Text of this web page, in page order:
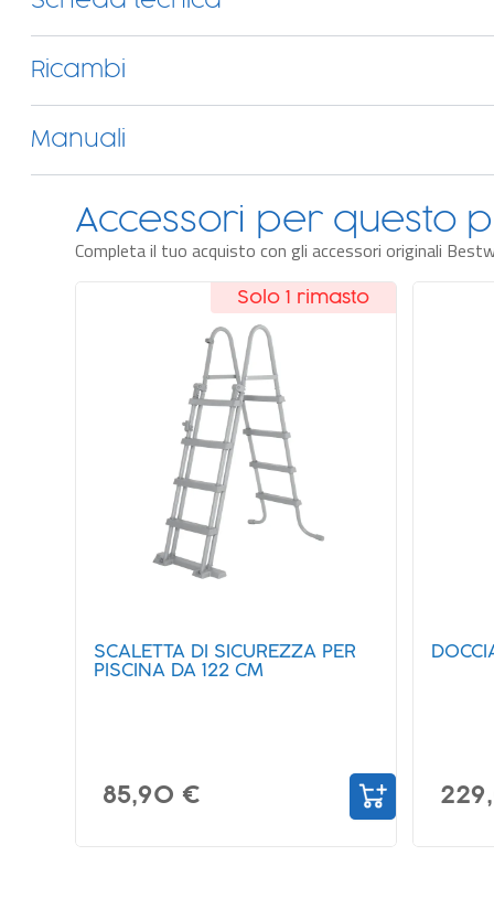
Ricambi
Manuali
Accessori per questo
Completa il tuo acquisto con gli accessori originali
Novità
Solo pochi rimasti
DOCCIA SOLARE DA 35 LITRI
229,00 €